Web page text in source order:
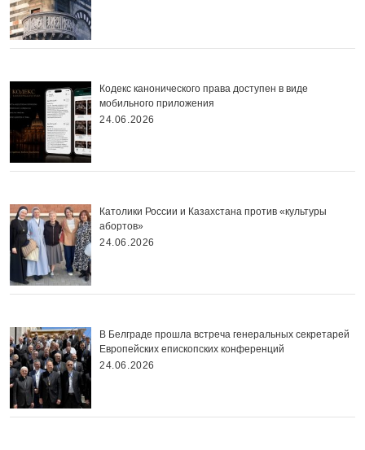
Кодекс канонического права доступен в виде
мобильного приложения
24.06.2026
Католики России и Казахстана против «культуры
абортов»
24.06.2026
В Белграде прошла встреча генеральных секретарей
Европейских епископских конференций
24.06.2026